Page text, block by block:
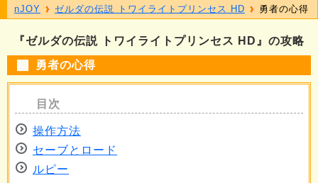
『ゼルダの伝説 トワイライトプリンセス HD』の攻略
勇者の心得
操作方法
セーブとロード
ルピー
nJOY ゼルダの伝説 トワイライトプリンセス HD 勇者の心得